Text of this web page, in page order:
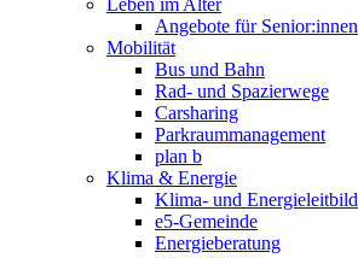
Angebote für Senior:innen
Mobilität
Bus und Bahn
Rad- und Spazierwege
Carsharing
Parkraummanagement
plan b
Klima & Energie
Klima- und Energieleitbild
e5-Gemeinde
Energieberatung